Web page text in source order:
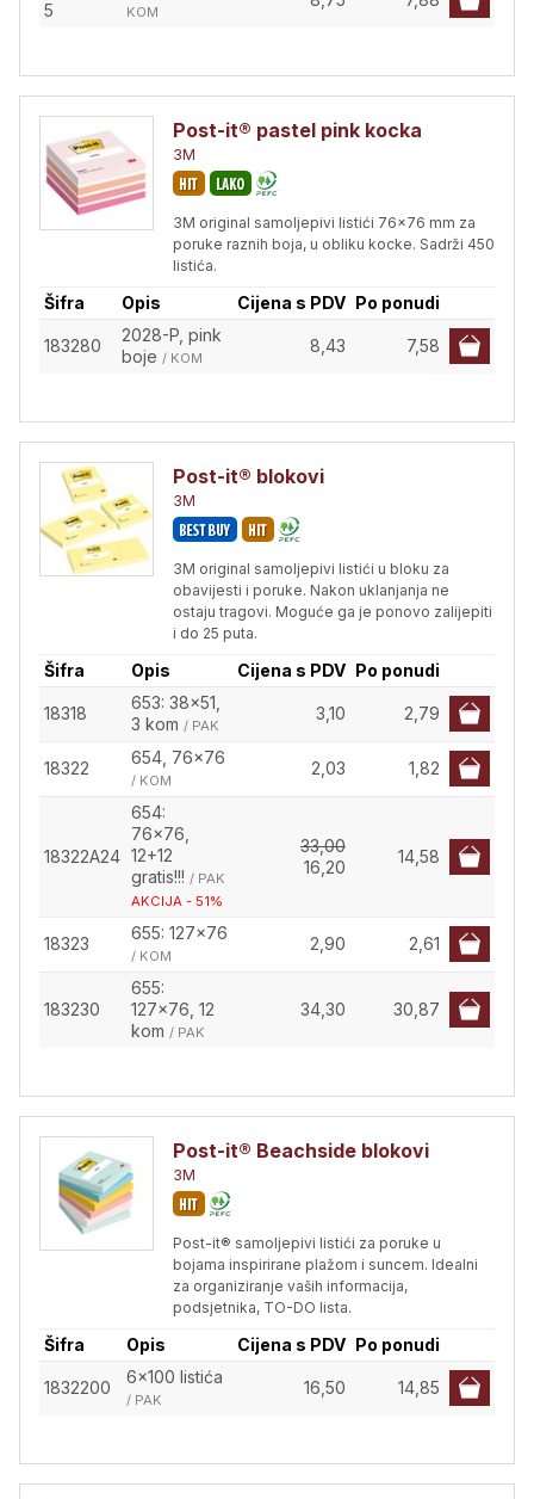
5 KOM
Post-it® pastel pink kocka
3M
3M original samoljepivi listići 76x76 mm za
poruke raznih boja, u obliku kocke. Sadrži 450
listića.
Šifra Opis Cijena s PDV Po ponudi
183280
2028-P, pink
boje / KOM
8,43 7,58
Post-it® blokovi
3M
3M original samoljepivi listići u bloku za
obavijesti i poruke. Nakon uklanjanja ne
ostaju tragovi. Moguće ga je ponovo zalijepiti
i do 25 puta.
Šifra Opis Cijena s PDV Po ponudi
18318
653: 38x51,
3 kom / PAK
3,10 2,79
18322
654, 76x76
/ KOM
2,03 1,82
18322A24
654:
76x76,
12+12
gratis!!! / PAK
AKCIJA - 51%
33,00
16,20
14,58
18323
655: 127x76
/ KOM
2,90 2,61
183230
655:
127x76, 12
kom / PAK
34,30 30,87
Post-it® Beachside blokovi
3M
Post-it® samoljepivi listići za poruke u
bojama inspirirane plažom i suncem. Idealni
za organiziranje vaših informacija,
podsjetnika, TO-DO lista.
Šifra Opis Cijena s PDV Po ponudi
1832200
6x100 listića
/ PAK
16,50 14,85